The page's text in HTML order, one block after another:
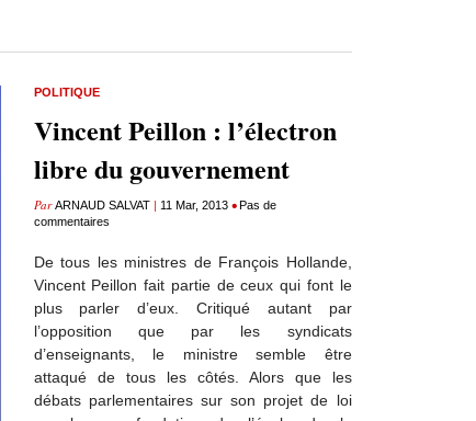
POLITIQUE
Vincent Peillon : l’électron
libre du gouvernement
ParARNAUD SALVAT| 11 Mar, 2013 •Pas de
commentaires
De tous les ministres de François Hollande,
Vincent Peillon fait partie de ceux qui font le
plus parler d’eux. Critiqué autant par
l’opposition que par les syndicats
d’enseignants, le ministre semble être
attaqué de tous les côtés. Alors que les
débats parlementaires sur son projet de loi